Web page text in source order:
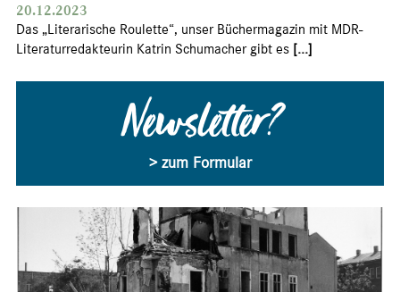
20.12.2023
Das „Literarische Roulette“, unser Büchermagazin mit MDR-
Literaturredakteurin Katrin Schumacher gibt es [...]
Newsletter?
> zum Formular